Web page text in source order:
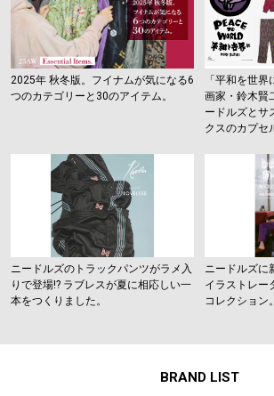
2025年 秋冬版。フイナムが気になる6
つのカテゴリーと30のアイテム。
「平和を世
画家・鈴木賢
ードルズとサ
クスのカプセ
ニードルズのトラックパンツがラメ入
りで登場!? ラブレスが夏に相応しい一
本をつくりました。
ニードルズに
イラストレー
コレクション。
BRAND LIST